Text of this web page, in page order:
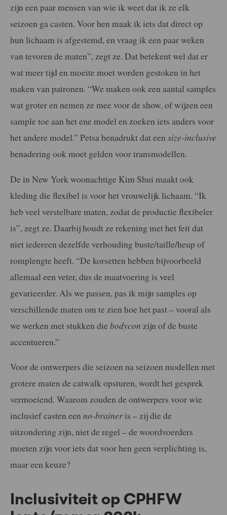
zijn een paar mensen van wie ik weet dat ik ze elk
seizoen ga casten. Voor hen maak ik iets dat direct op
hun lichaam is afgestemd, en vraag ik een paar weken
van tevoren de maten”, zegt ze. Dat betekent wel dat er
wat meer tijd en moeite moet worden gestoken in het
maken van patronen. “We maken ook een aantal samples
wat groter en nemen ze mee voor de show, of wijzen een
sample toe aan het ene model en zoeken iets anders voor
het andere model.” Petsa benadrukt dat een size-inclusive
benadering ook moet gelden voor transmodellen.
De in New York woonachtige Kim Shui maakt ook
kleding die flexibel is voor het vrouwelijk lichaam. “Ik
heb veel verstelbare maten, zodat de productie flexibeler
is”, zegt ze. Daarbij houdt ze rekening met het feit dat
niet iedereen dezelfde verhouding buste/taille/heup of
romplengte heeft. “De korsetten hebben bijvoorbeeld
allemaal een veter, dus de maatvoering is veel
gevarieerder. Als we passen, pas ik mijn samples op
verschillende maten om te zien hoe het past – vooral als
we werken met stukken die bodycon zijn of de buste
accentueren.”
Voor de ontwerpers die seizoen na seizoen modellen met
grotere maten de catwalk opsturen, wordt het gesprek
vermoeiend. Waarom zouden de ontwerpers voor wie
inclusief casten een no-brainer is – zij die de
uitzondering zijn, niet de regel – de woordvoerders
moeten zijn voor iets dat voor hen geen verplichting is,
maar een keuze?
Inclusiviteit op CPHFW